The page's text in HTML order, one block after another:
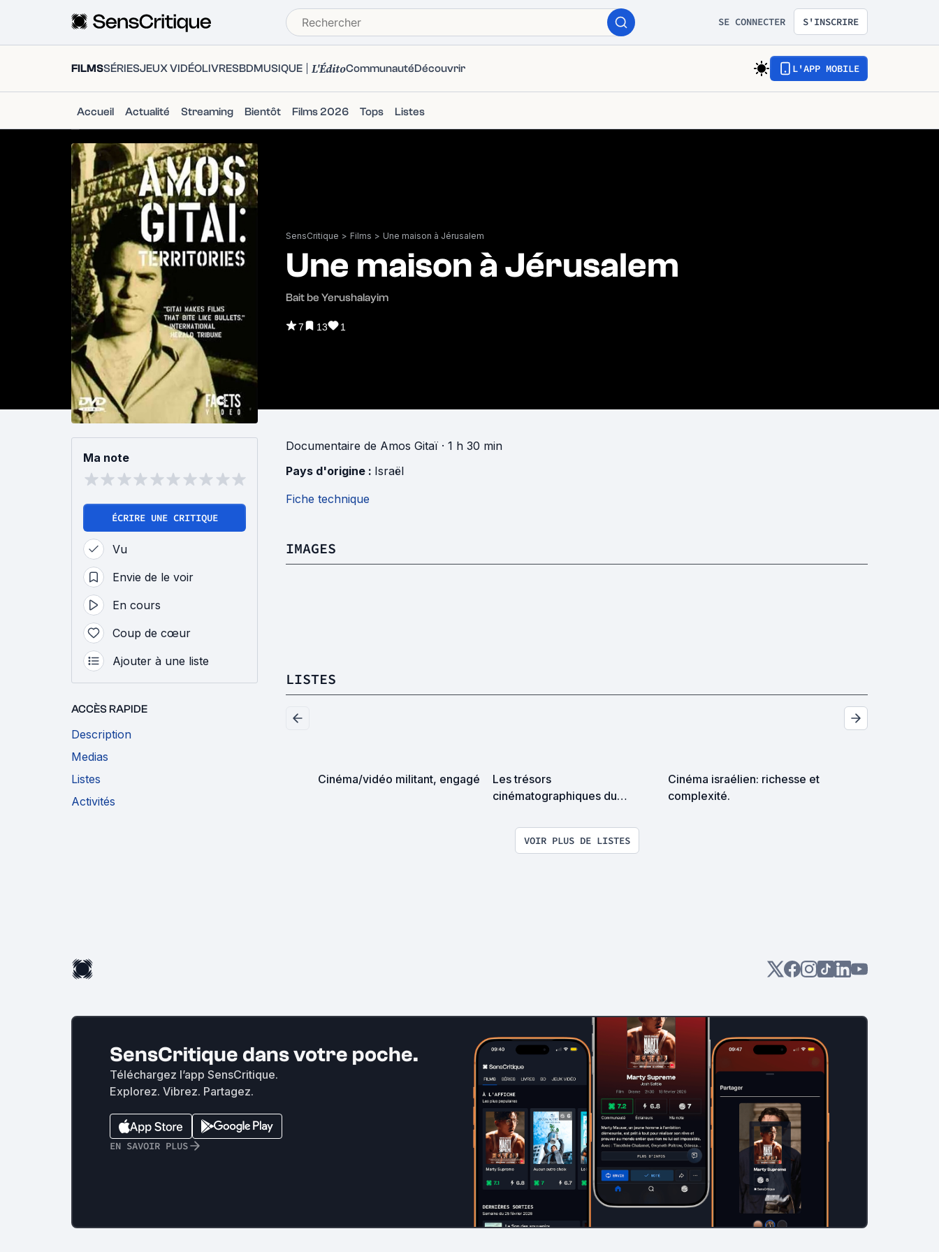
SE CONNECTER S'INSCRIRE
FILMSSÉRIESJEUX VIDÉOLIVRESBDMUSIQUE L'ÉditoCommunautéDécouvrir L'APP MOBILE
Accueil Actualité Streaming Bientôt Films 2026 Tops Listes
SensCritique > Films > Une maison à Jérusalem
Une maison à Jérusalem
Bait be Yerushalayim
7 13 1
Ma note
ÉCRIRE UNE CRITIQUE
Vu
Envie de le voir
En cours
Coup de cœur
Ajouter à une liste
ACCÈS RAPIDE
Description
Medias
Listes
Activités
Documentaire de Amos Gitaï · 1 h 30 min
Pays d'origine : Israël
Fiche technique
IMAGES
LISTES
Cinéma/vidéo militant, engagé
Les trésors
cinématographiques du
Cinéma israélien: richesse et
complexité.
VOIR PLUS DE LISTES
SensCritique dans votre poche.
Téléchargez l’app SensCritique.
Explorez. Vibrez. Partagez.
EN SAVOIR PLUS